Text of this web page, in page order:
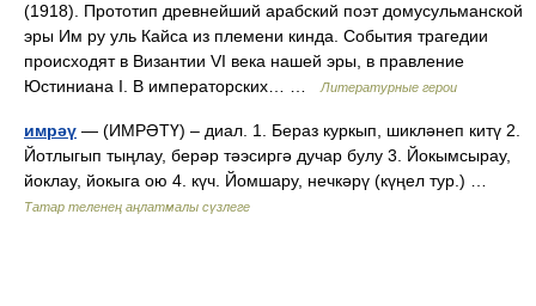
(1918). Прототип древнейший арабский поэт домусульманской
эры Им ру уль Кайса из племени кинда. События трагедии
происходят в Византии VI века нашей эры, в правление
Юстиниана I. В императорских… …Литературные герои
имрәү — (ИМРӘТҮ) – диал. 1. Бераз куркып, шикләнеп китү 2.
Йотлыгып тыңлау, берәр тәэсиргә дучар булу 3. Йокымсырау,
йоклау, йокыга ою 4. күч. Йомшару, нечкәрү (күңел тур.) …
Татар теленең аңлатмалы сүзлеге